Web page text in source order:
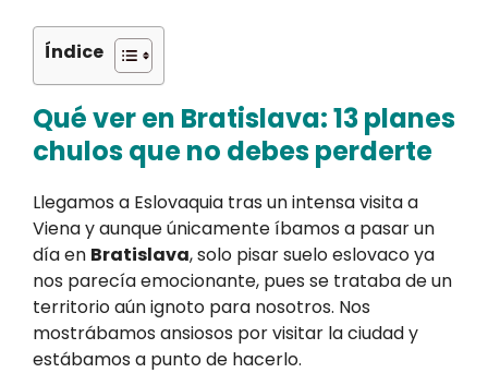
Índice
Qué ver en Bratislava: 13 planes
chulos que no debes perderte
Llegamos a Eslovaquia tras un intensa visita a
Viena y aunque únicamente íbamos a pasar un
día en Bratislava, solo pisar suelo eslovaco ya
nos parecía emocionante, pues se trataba de un
territorio aún ignoto para nosotros. Nos
mostrábamos ansiosos por visitar la ciudad y
estábamos a punto de hacerlo.